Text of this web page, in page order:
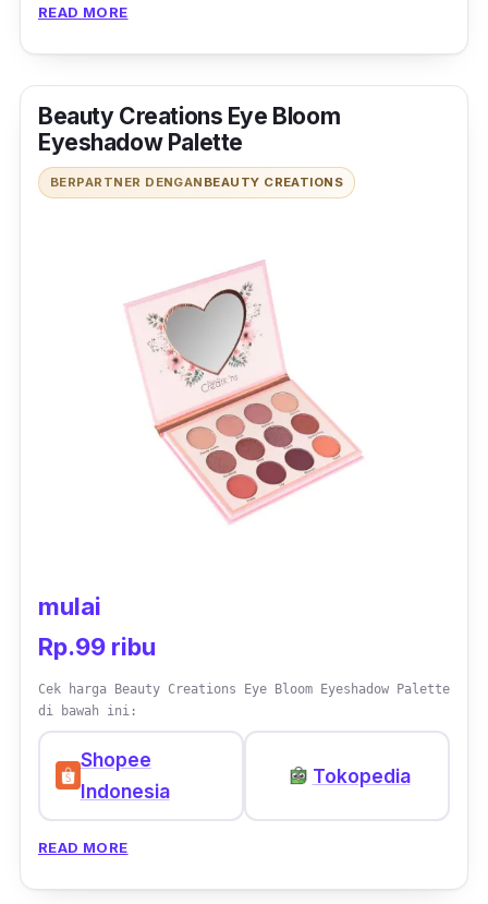
READ MORE
Beauty Creations Eye Bloom
Eyeshadow Palette
BERPARTNER DENGAN BEAUTY CREATIONS
mulai
Rp.99 ribu
Cek harga Beauty Creations Eye Bloom Eyeshadow Palette
di bawah ini:
Shopee
Indonesia
Tokopedia
READ MORE